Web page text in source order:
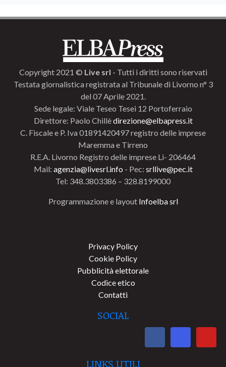
Copyright 2021 © Live srl - Tutti i diritti sono riservati
Testata giornalistica registrata al Tribunale di Livorno n° 3
del 07 Aprile 2021.
Sede legale: Viale Teseo Tesei 12 Portoferraio
Direttore: Paolo Chillèdirezione@elbapress.it
C. Fiscale e P. Iva 01891420497 registro delle imprese
Maremma e Tirreno
R.E.A. Livorno Registro delle imprese Li- 206464
Mail: agenzia@livesrl.info - Pec: srllive@pec.it
Tel: 348.3803386 – 328.8199000
Programmazione e layout Infoelba srl
Privacy Policy
Cookie Policy
Pubblicità elettorale
Codice etico
Contatti
SOCIAL
LINKS UTILI